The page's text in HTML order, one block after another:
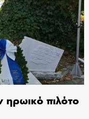
ηρωικό πιλότο